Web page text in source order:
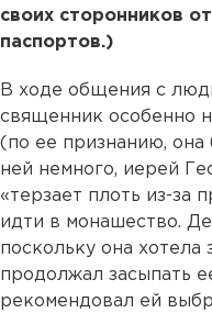
своих сторонников
паспортов.)
В ходе общения с
священник особенно
(по ее признанию,
ней немного, иерей
«терзает плоть из-за
идти в монашество.
поскольку она
продолжал засыпать
рекомендовал ей